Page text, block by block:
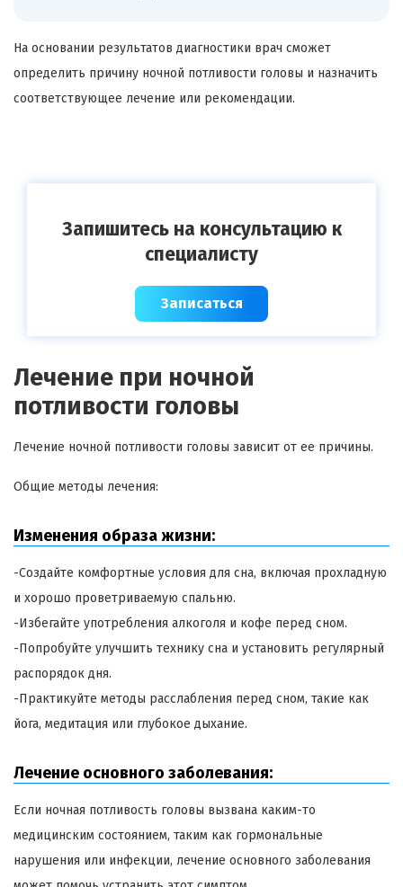
На основании результатов диагностики врач сможет
определить причину ночной потливости головы и назначить
соответствующее лечение или рекомендации.
Запишитесь на консультацию к
специалисту
Записаться
Лечение при ночной
потливости головы
Лечение ночной потливости головы зависит от ее причины.
Общие методы лечения:
Изменения образа жизни:
-Создайте комфортные условия для сна, включая прохладную
и хорошо проветриваемую спальню.
-Избегайте употребления алкоголя и кофе перед сном.
-Попробуйте улучшить технику сна и установить регулярный
распорядок дня.
-Практикуйте методы расслабления перед сном, такие как
йога, медитация или глубокое дыхание.
Лечение основного заболевания:
Если ночная потливость головы вызвана каким-то
медицинским состоянием, таким как гормональные
нарушения или инфекции, лечение основного заболевания